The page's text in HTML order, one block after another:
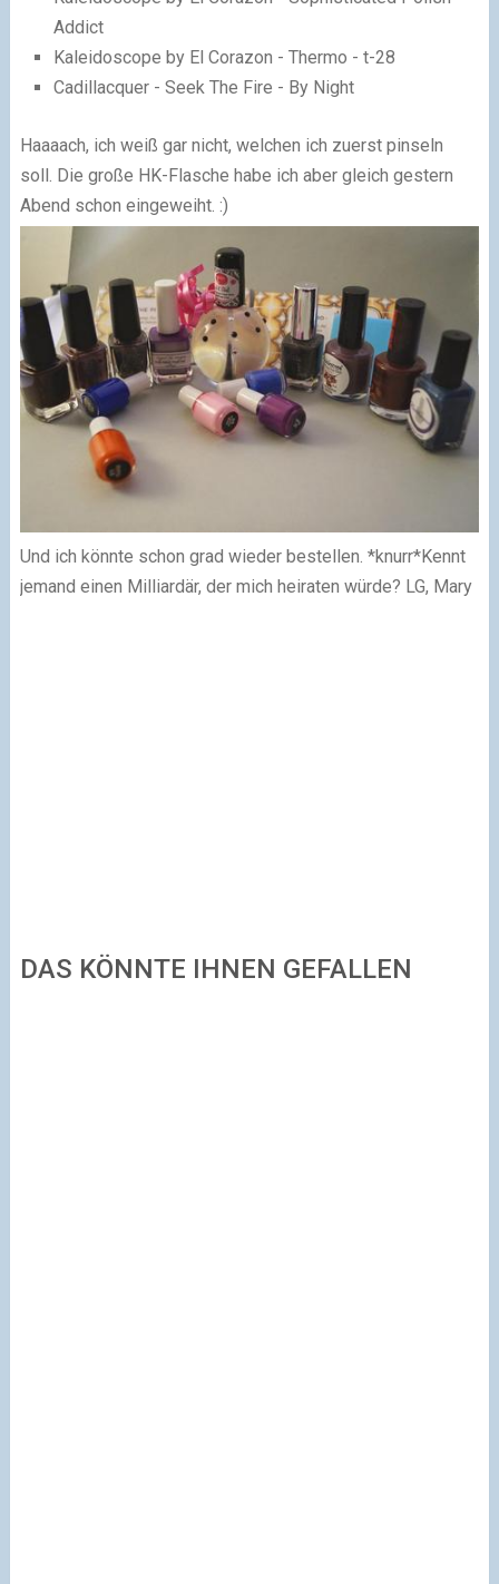
Addict
Kaleidoscope by El Corazon - Thermo - t-28
Cadillacquer - Seek The Fire - By Night
Haaaach, ich weiß gar nicht, welchen ich zuerst pinseln
soll. Die große HK-Flasche habe ich aber gleich gestern
Abend schon eingeweiht. :)
Und ich könnte schon grad wieder bestellen. *knurr*Kennt
jemand einen Milliardär, der mich heiraten würde? LG, Mary
DAS KÖNNTE IHNEN GEFALLEN